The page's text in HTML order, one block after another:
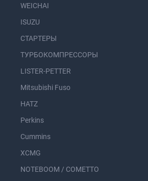
WEICHAI
ISUZU
СТАРТЕРЫ
ТУРБОКОМПРЕССОРЫ
LISTER-PETTER
Mitsubishi Fuso
HATZ
Perkins
Cummins
XCMG
NOTEBOOM / COMETTO